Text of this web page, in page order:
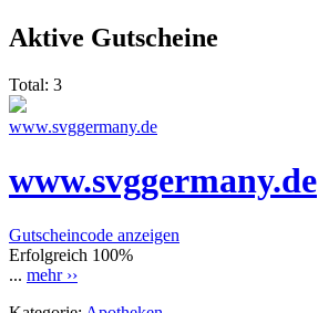
Aktive Gutscheine
Total: 3
www.svggermany.de
www.svggermany.de
Gutscheincode anzeigen
Erfolgreich 100%
... mehr ››